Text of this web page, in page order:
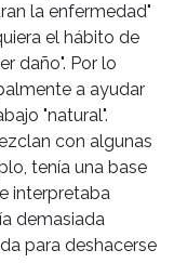
la enfermedad"
el hábito de
daño". Por lo
a ayudar
"natural".
con algunas
tenía una base
interpretaba
demasiada
para deshacerse